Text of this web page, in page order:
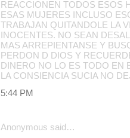
REACCIONEN TODOS ESOS
ESAS MUJERES INCLUSO
TRABAJAN QUITANDOLE LA
INOCENTES. NO SEAN
MAS ARREPIENTANSE Y
PERDON D DIOS Y
DINERO NO LO ES TODO EN
LA CONSIENCIA SUCIA NO
5:44 PM
Anonymous said…